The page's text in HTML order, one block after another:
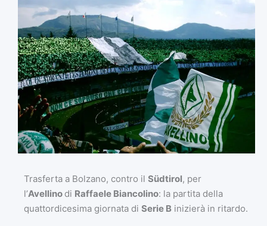
Trasferta a Bolzano, contro il Südtirol, per
l’Avellino di Raffaele Biancolino: la partita della
quattordicesima giornata di Serie B inizierà in ritardo.